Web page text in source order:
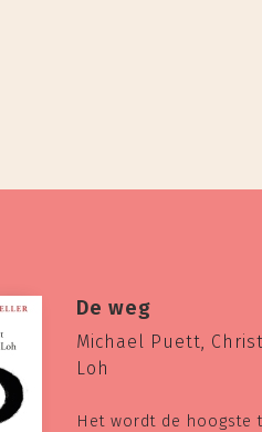
De weg
Michael Puett,
Loh
Het wordt de hoogste